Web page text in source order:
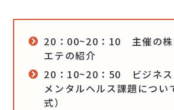
20：00~20：10 主催の株
エテの紹介
20：10~20：50 ビジネス
メンタルヘルス課題につい
式）